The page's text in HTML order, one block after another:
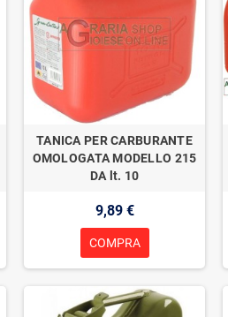
TANICA PER CARBURANTE
OMOLOGATA MODELLO 215
DA lt. 10
9,89 €
COMPRA